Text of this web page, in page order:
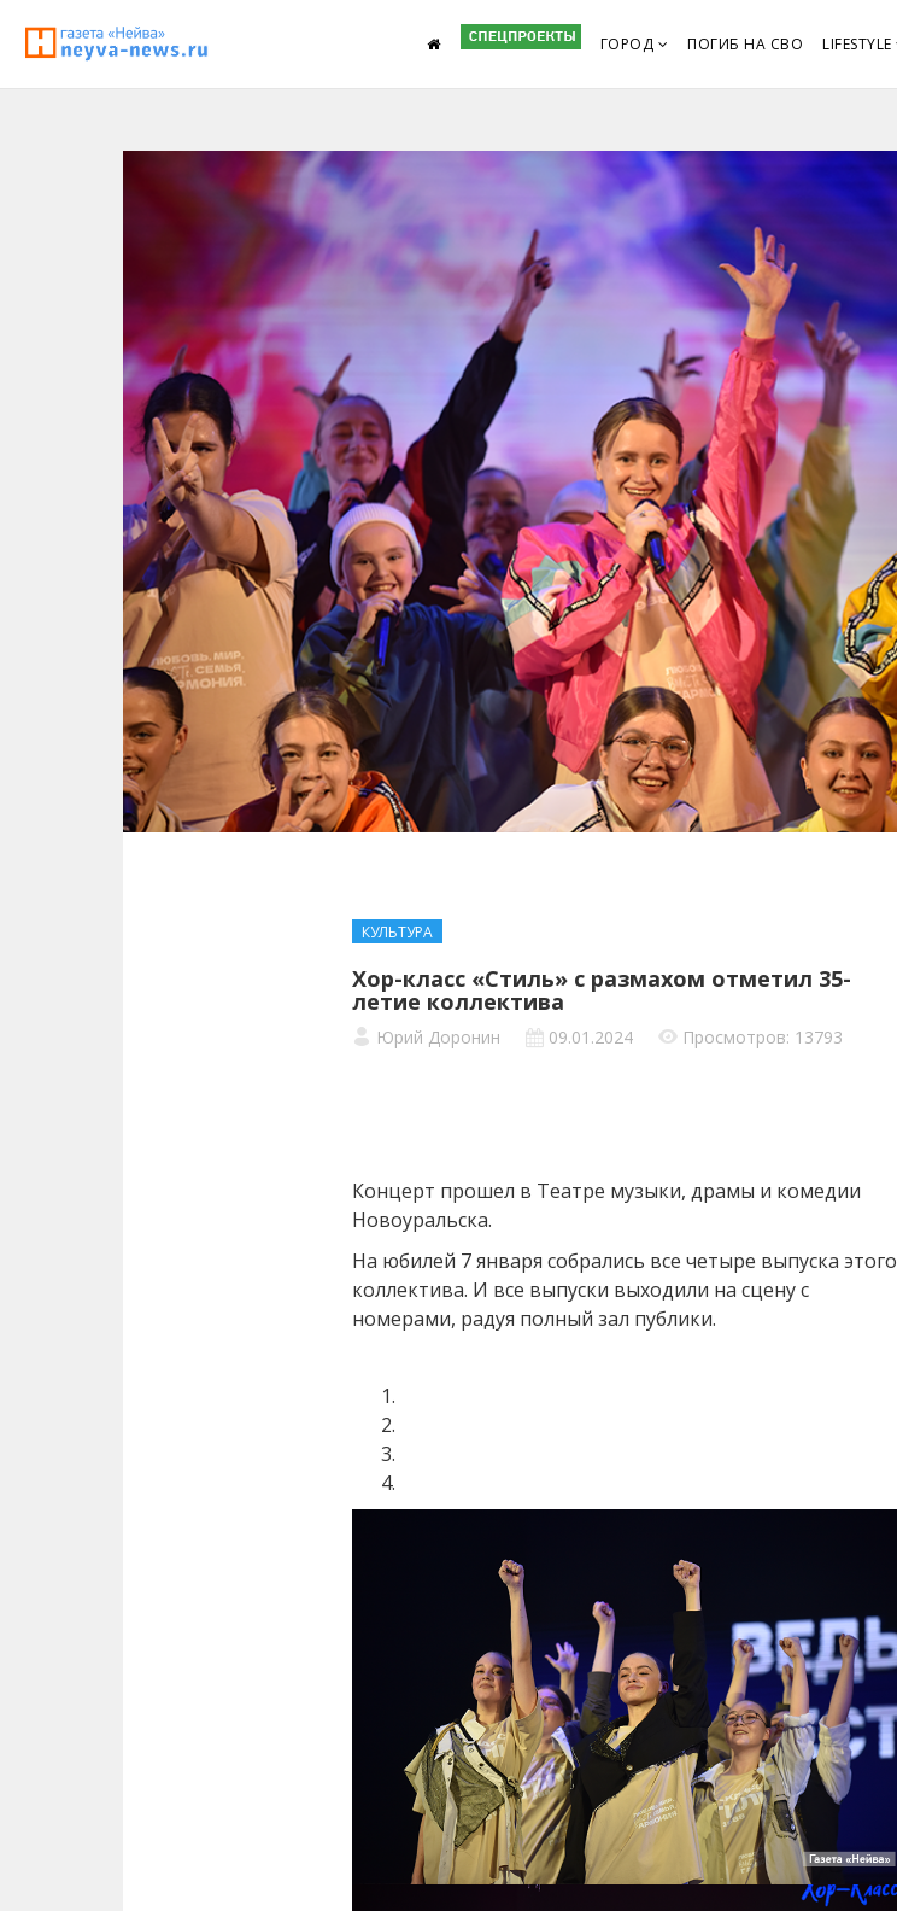
ГОРОД ПОГИБ НА СВО LIFESTYLE
КУЛЬТУРА
Хор-класс «Стиль» с размахом отметил 35-
летие коллектива
Юрий Доронин 09.01.2024 Просмотров: 13793
Концерт прошел в Театре музыки, драмы и комедии
Новоуральска.
На юбилей 7 января собрались все четыре выпуска этого
коллектива. И все выпуски выходили на сцену с
номерами, радуя полный зал публики.